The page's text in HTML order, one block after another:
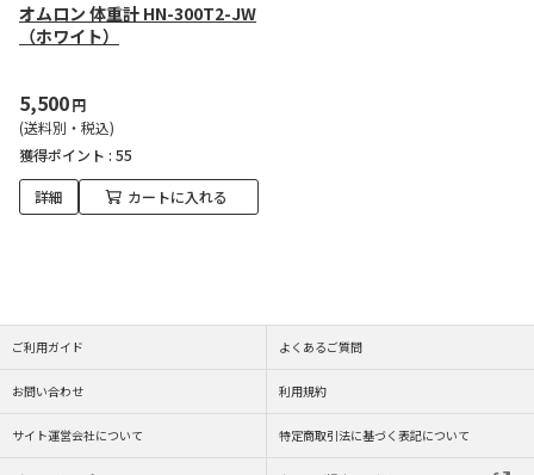
オムロン 体重計 HN-300T2-JW
（ホワイト）
5,500円
(送料別・税込)
獲得ポイント : 55
詳細 カートに入れる
ご利用ガイド よくあるご質問
お問い合わせ 利用規約
サイト運営会社について 特定商取引法に基づく表記について